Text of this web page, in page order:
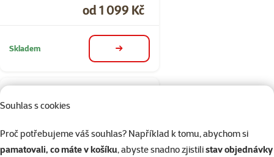
Souhlas s cookies
Proč potřebujeme váš souhlas? Například k tomu, abychom si
pamatovali, co máte v košíku, abyste snadno zjistilistav objednávky
Cena
od 1 099 Kč
Skladem detail
zpěvavý -
Psephotus